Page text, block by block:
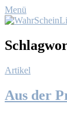
Menü
Artikel
Aus der